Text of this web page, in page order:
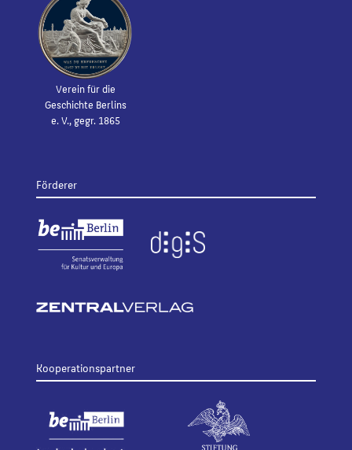
Verein für die
Geschichte Berlins
e. V., gegr. 1865
Förderer
Kooperationspartner